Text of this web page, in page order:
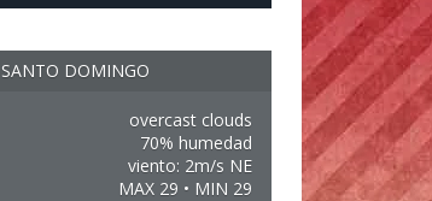
SANTO DOMINGO
overcast clouds
70% humedad
viento: 2m/s NE
MAX 29 • MIN 29